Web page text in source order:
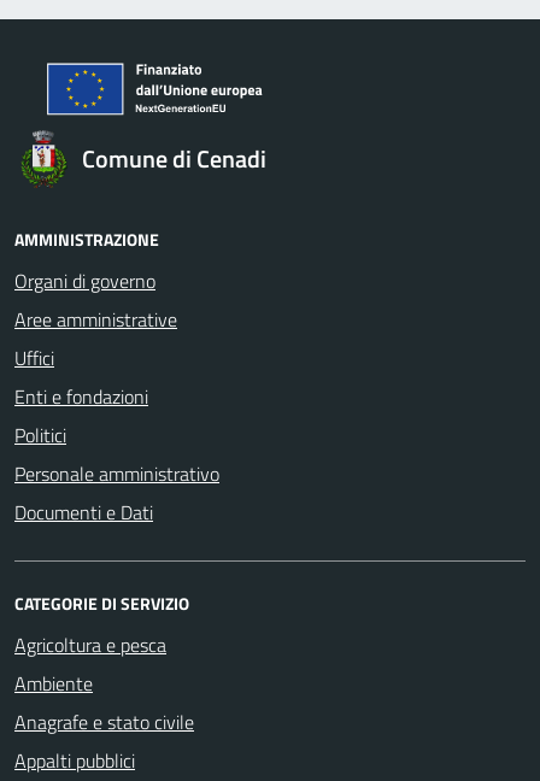
Comune di Cenadi
AMMINISTRAZIONE
Organi di governo
Aree amministrative
Uffici
Enti e fondazioni
Politici
Personale amministrativo
Documenti e Dati
CATEGORIE DI SERVIZIO
Agricoltura e pesca
Ambiente
Anagrafe e stato civile
Appalti pubblici